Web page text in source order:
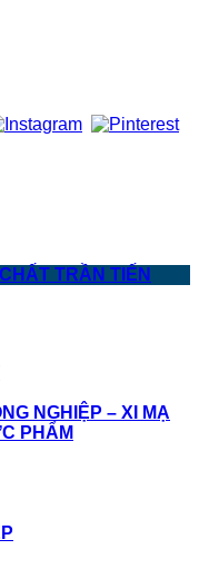
TRẦN TIẾN
NGHIỆP – XI MẠ
PHẨM